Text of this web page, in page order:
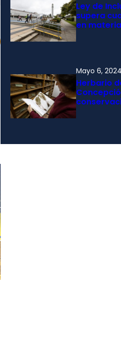
Ley de
supera
en
Mayo 6, 2024
Herbario